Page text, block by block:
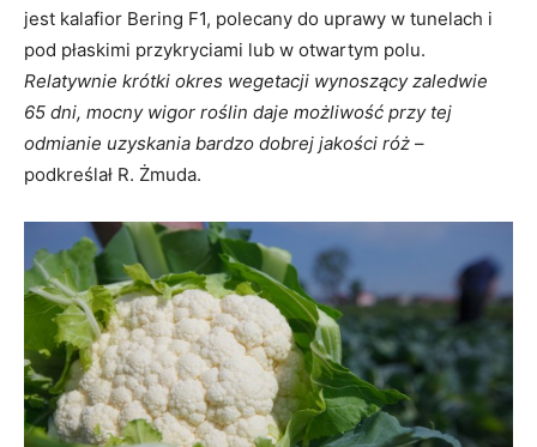
jest kalafior Bering F1, polecany do uprawy w tunelach i
pod płaskimi przykryciami lub w otwartym polu.
Relatywnie krótki okres wegetacji wynoszący zaledwie
65 dni, mocny wigor roślin daje możliwość przy tej
odmianie uzyskania bardzo dobrej jakości róż –
podkreślał R. Żmuda.